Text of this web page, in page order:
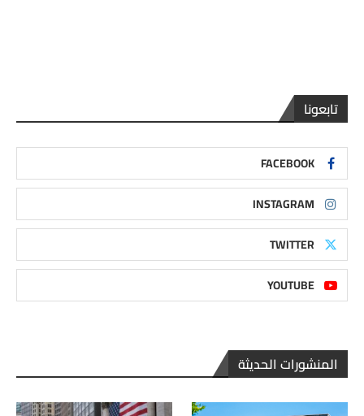
تابعونا
FACEBOOK
INSTAGRAM
TWITTER
YOUTUBE
المنشورات الحديثة